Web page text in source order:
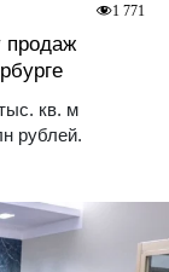
продаж
кв. м
рублей.
1 771